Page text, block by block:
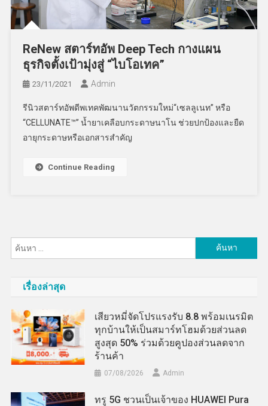
ReNew สตาร์ทอัพ Deep Tech กางแผน
ธุรกิจตั้งเป้ามุ่งสู่ “ไบโอเทค”
23/11/2021 Admin
รีนิวสตาร์ทอัพดีพเทคพัฒนานวัตกรรมใหม่“เซลลูเนท” หรือ
“CELLUNATE™” น้ำยาเคลือบกระดาษนาโน ช่วยปกป้องและยืด
อายุกระดาษหรือเอกสารสำคัญ
Continue Reading
สำหรับ:
เรื่องล่าสุด
เสียวหมี่จัดโปรแรงรับ 8.8 พร้อมเนรมิต
ทุกบ้านให้เป็นสมาร์ทโฮมด้วยส่วนลด
สูงสุด 50% ร่วมด้วยคูปองส่วนลดจาก
ร้านค้า
07/08/2026 Admin
ทรู 5G ชวนเป็นเจ้าของ HUAWEI Pura